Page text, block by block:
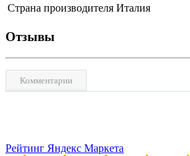
Страна производителя Италия
Отзывы
Комментарии
Рейтинг Яндекс Маркета